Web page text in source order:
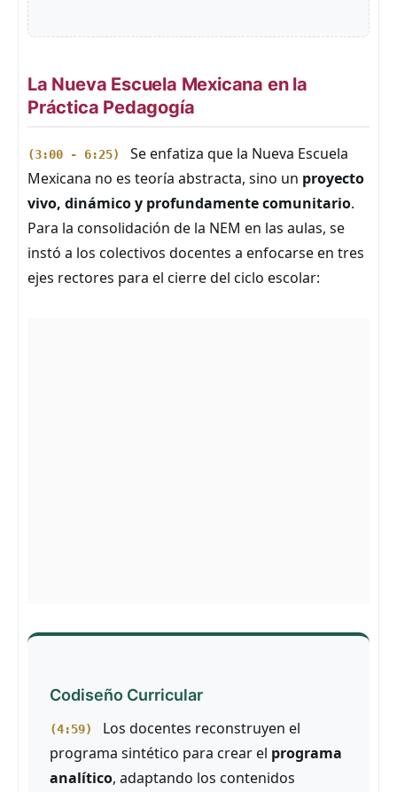
La Nueva Escuela Mexicana en la
Práctica Pedagogía
(3:00 - 6:25)
Se enfatiza que la Nueva Escuela
Mexicana no es teoría abstracta, sino un proyecto
vivo, dinámico y profundamente comunitario.
Para la consolidación de la NEM en las aulas, se
instó a los colectivos docentes a enfocarse en tres
ejes rectores para el cierre del ciclo escolar:
Codiseño Curricular
(4:59)
Los docentes reconstruyen el
programa sintético para crear el programa
analítico, adaptando los contenidos